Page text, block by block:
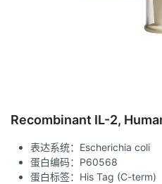
Recombinant IL-2,
表达系统：Escherichia coli
蛋白编码：P60568
蛋白标签：His Tag (C-term)